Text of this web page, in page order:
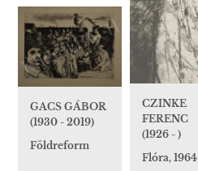
CZINKE
FERENC
(1926 - )
Flóra, 1964
GACS GÁBOR
(1930 - 2019)
Földreform